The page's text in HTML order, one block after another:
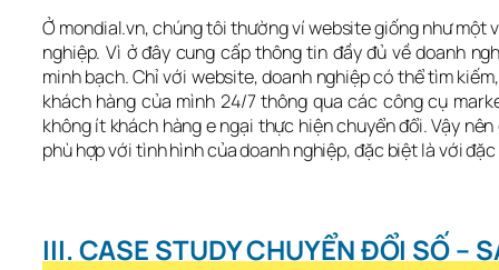
Ở mondial.vn, chúng tôi thường ví website giống như một
nghiệp. Vì ở đây cung cấp thông tin đầy đủ về doanh
minh bạch. Chỉ với website, doanh nghiệp có thể tìm
khách hàng của mình 24/7 thông qua các công cụ
không ít khách hàng e ngại thực hiện chuyển đổi. Vậy
phù hợp với tình hình của doanh nghiệp, đặc biệt là với
III. CASE STUDY CHUYỂN ĐỔI SỐ –